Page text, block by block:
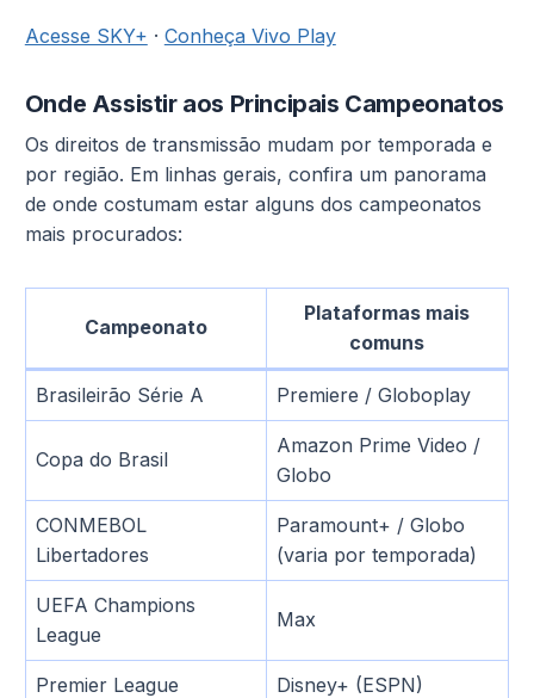
Acesse SKY+ · Conheça Vivo Play
Onde Assistir aos Principais Campeonatos
Os direitos de transmissão mudam por temporada e
por região. Em linhas gerais, confira um panorama
de onde costumam estar alguns dos campeonatos
mais procurados:
Campeonato
Plataformas mais
comuns
Brasileirão Série A Premiere / Globoplay
Copa do Brasil
Amazon Prime Video /
Globo
CONMEBOL
Libertadores
Paramount+ / Globo
(varia por temporada)
UEFA Champions
League
Max
Premier League Disney+ (ESPN)